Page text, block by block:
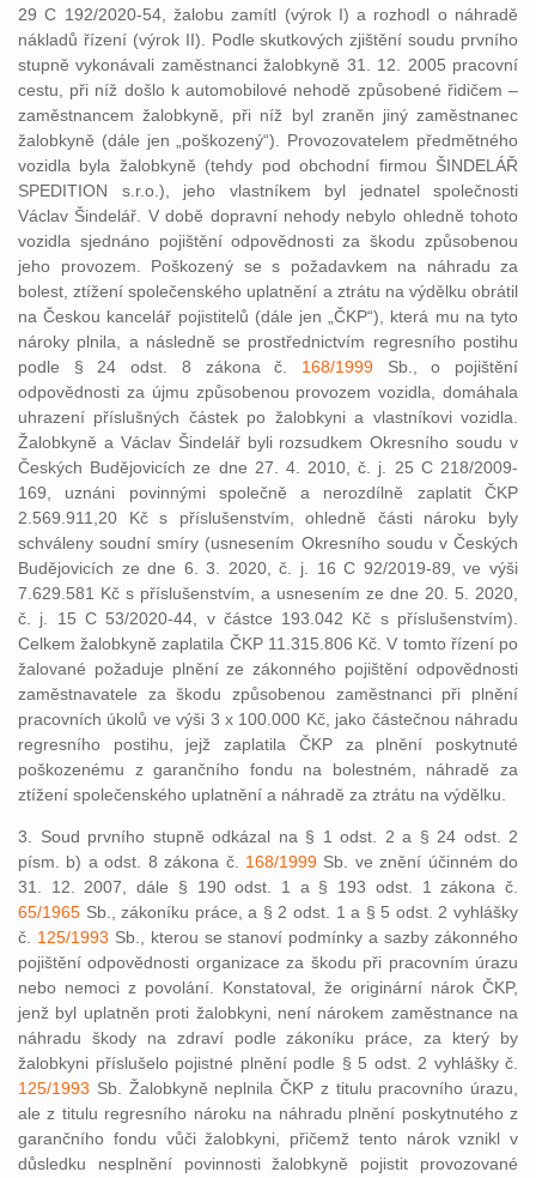
29 C 192/2020-54, žalobu zamítl (výrok I) a rozhodl o náhradě
nákladů řízení (výrok II). Podle skutkových zjištění soudu prvního
stupně vykonávali zaměstnanci žalobkyně 31. 12. 2005 pracovní
cestu, při níž došlo k automobilové nehodě způsobené řidičem –
zaměstnancem žalobkyně, při níž byl zraněn jiný zaměstnanec
žalobkyně (dále jen „poškozený“). Provozovatelem předmětného
vozidla byla žalobkyně (tehdy pod obchodní firmou ŠINDELÁŘ
SPEDITION s.r.o.), jeho vlastníkem byl jednatel společnosti
Václav Šindelář. V době dopravní nehody nebylo ohledně tohoto
vozidla sjednáno pojištění odpovědnosti za škodu způsobenou
jeho provozem. Poškozený se s požadavkem na náhradu za
bolest, ztížení společenského uplatnění a ztrátu na výdělku obrátil
na Českou kancelář pojistitelů (dále jen „ČKP“), která mu na tyto
nároky plnila, a následně se prostřednictvím regresního postihu
podle § 24 odst. 8 zákona č. 168/1999Sb., o pojištění
odpovědnosti za újmu způsobenou provozem vozidla, domáhala
uhrazení příslušných částek po žalobkyni a vlastníkovi vozidla.
Žalobkyně a Václav Šindelář byli rozsudkem Okresního soudu v
Českých Budějovicích ze dne 27. 4. 2010, č. j. 25 C 218/2009-
169, uznáni povinnými společně a nerozdílně zaplatit ČKP
2.569.911,20 Kč s příslušenstvím, ohledně části nároku byly
schváleny soudní smíry (usnesením Okresního soudu v Českých
Budějovicích ze dne 6. 3. 2020, č. j. 16 C 92/2019-89, ve výši
7.629.581 Kč s příslušenstvím, a usnesením ze dne 20. 5. 2020,
č. j. 15 C 53/2020-44, v částce 193.042 Kč s příslušenstvím).
Celkem žalobkyně zaplatila ČKP 11.315.806 Kč. V tomto řízení po
žalované požaduje plnění ze zákonného pojištění odpovědnosti
zaměstnavatele za škodu způsobenou zaměstnanci při plnění
pracovních úkolů ve výši 3 x 100.000 Kč, jako částečnou náhradu
regresního postihu, jejž zaplatila ČKP za plnění poskytnuté
poškozenému z garančního fondu na bolestném, náhradě za
ztížení společenského uplatnění a náhradě za ztrátu na výdělku.
3. Soud prvního stupně odkázal na § 1 odst. 2 a § 24 odst. 2
písm. b) a odst. 8 zákona č. 168/1999Sb. ve znění účinném do
31. 12. 2007, dále § 190 odst. 1 a § 193 odst. 1 zákona č.
65/1965 Sb., zákoníku práce, a § 2 odst. 1 a § 5 odst. 2 vyhlášky
č. 125/1993 Sb., kterou se stanoví podmínky a sazby zákonného
pojištění odpovědnosti organizace za škodu při pracovním úrazu
nebo nemoci z povolání. Konstatoval, že originární nárok ČKP,
jenž byl uplatněn proti žalobkyni, není nárokem zaměstnance na
náhradu škody na zdraví podle zákoníku práce, za který by
žalobkyni příslušelo pojistné plnění podle § 5 odst. 2 vyhlášky č.
125/1993 Sb. Žalobkyně neplnila ČKP z titulu pracovního úrazu,
ale z titulu regresního nároku na náhradu plnění poskytnutého z
garančního fondu vůči žalobkyni, přičemž tento nárok vznikl v
důsledku nesplnění povinnosti žalobkyně pojistit provozované